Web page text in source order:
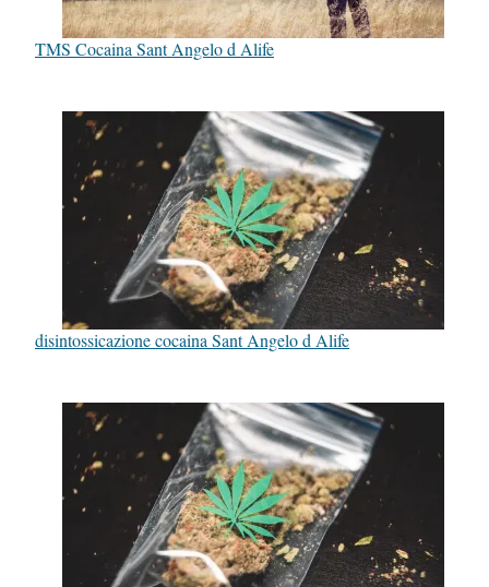
TMS Cocaina Sant Angelo d Alife
disintossicazione cocaina Sant Angelo d Alife